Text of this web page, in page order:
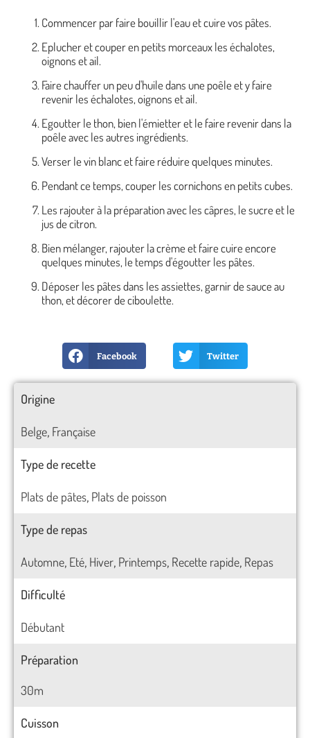
Commencer par faire bouillir l'eau et cuire vos pâtes.
Eplucher et couper en petits morceaux les échalotes,
oignons et ail.
Faire chauffer un peu d'huile dans une poêle et y faire
revenir les échalotes, oignons et ail.
Egoutter le thon, bien l'émietter et le faire revenir dans la
poêle avec les autres ingrédients.
Verser le vin blanc et faire réduire quelques minutes.
Pendant ce temps, couper les cornichons en petits cubes.
Les rajouter à la préparation avec les câpres, le sucre et le
jus de citron.
Bien mélanger, rajouter la crème et faire cuire encore
quelques minutes, le temps d'égoutter les pâtes.
Déposer les pâtes dans les assiettes, garnir de sauce au
thon, et décorer de ciboulette.
Facebook Twitter
Origine
Belge, Française
Type de recette
Plats de pâtes, Plats de poisson
Type de repas
Automne, Eté, Hiver, Printemps, Recette rapide, Repas
Difficulté
Débutant
Préparation
30m
Cuisson